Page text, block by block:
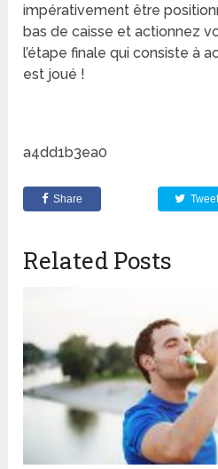
impérativement être
bas de caisse et actionnez
l’étape finale qui consiste à
est joué !
a4dd1b3ea0
Share
Related Posts